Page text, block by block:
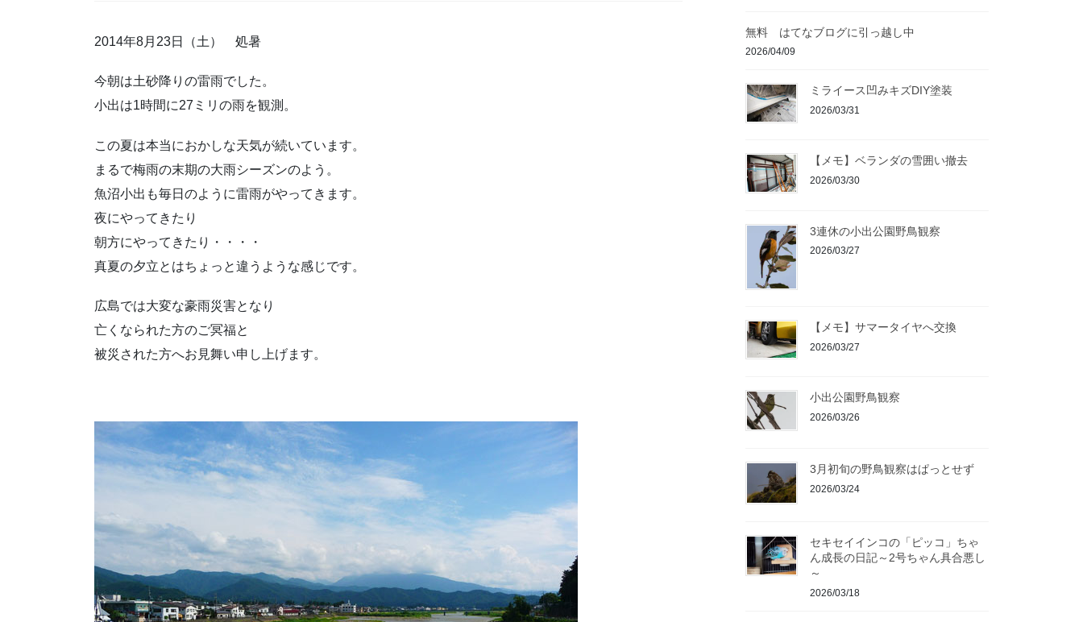
2014年8月23日（土） 処暑
今朝は土砂降りの雷雨でした。
小出は1時間に27ミリの雨を観測。
この夏は本当におかしな天気が続いています。
まるで梅雨の末期の大雨シーズンのよう。
魚沼小出も毎日のように雷雨がやってきます。
夜にやってきたり
朝方にやってきたり・・・・
真夏の夕立とはちょっと違うような感じです。
広島では大変な豪雨災害となり
亡くなられた方のご冥福と
被災された方へお見舞い申し上げます。
無料 はてなブログに引っ越し中
2026/04/09
ミライース凹みキズDIY塗装
2026/03/31
【メモ】ベランダの雪囲い撤去
2026/03/30
3連休の小出公園野鳥観察
2026/03/27
【メモ】サマータイヤへ交換
2026/03/27
小出公園野鳥観察
2026/03/26
3月初旬の野鳥観察はぱっとせず
2026/03/24
セキセイインコの「ピッコ」ちゃ
ん成長の日記～2号ちゃん具合悪し
～
2026/03/18